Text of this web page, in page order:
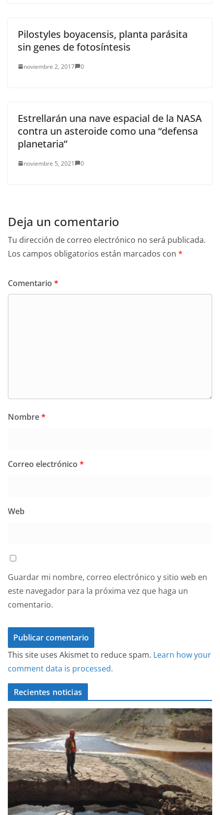
Pilostyles boyacensis, planta parásita
sin genes de fotosíntesis
noviembre 2, 2017 0
Estrellarán una nave espacial de la NASA
contra un asteroide como una “defensa
planetaria”
noviembre 5, 2021 0
Deja un comentario
Tu dirección de correo electrónico no será publicada.
Los campos obligatorios están marcados con *
Comentario *
Nombre*
Correo electrónico *
Web
Guardar mi nombre, correo electrónico y sitio web en
este navegador para la próxima vez que haga un
comentario.
This site uses Akismet to reduce spam. Learn how your
comment data is processed.
Recientes noticias